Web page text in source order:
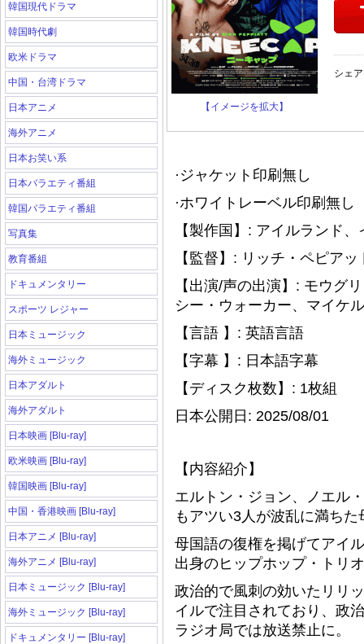
韓国現代ドラマ
韓国時代劇
欧米ドラマ
中国・台湾ドラマ
日本アニメ
海外アニメ
日本お笑い系
日本バラエティ番組
韓国バラエティ番組
写真集
教育番組
ドキュメンタリー
スポーツ レジャー
日本ミュージック
海外ミュージック
日本アダルト
海外アダルト
日本映画 [Blu-ray]
欧米映画 [Blu-ray]
韓国映画 [Blu-ray]
中国・香港映画 [Blu-ray]
日本アニメ [Blu-ray]
海外アニメ [Blu-ray]
日本ミュージック [Blu-ray]
海外ミュージック [Blu-ray]
ドキュメンタリー [Blu-ray]
【イメージを拡大】
シェ
·ジャケット印刷無し
·ホワイトレーベル印刷無
【製作国】: アイルランド
【監督】: リッチ・ペピアッ
【出演/声の出演】: モウグ
シー・ウォーカー、マイケ
【言語 】: 英語言語
【字幕 】: 日本語字幕
【ディスク枚数】: 1枚組
日本公開日: 2025/08/01
【内容紹介】
エルトン・ジョン、ノエル
もアツい3人が波乱に満ち
母国語の復権を掲げてアイ
出身のヒップホップ・トリ
政治的で風刺の効いたリリ
イルで注目されており、政
ラジオ局では放送禁止に。